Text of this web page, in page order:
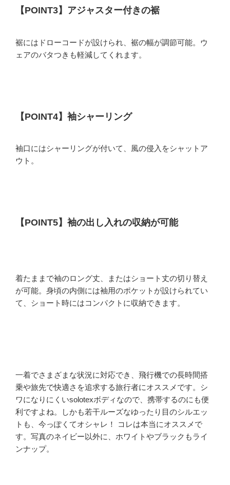
【POINT3】アジャスター付きの裾
裾にはドローコードが設けられ、裾の幅が調節可能。ウ
ェアのバタつきも軽減してくれます。
【POINT4】袖シャーリング
袖口にはシャーリングが付いて、風の侵入をシャットア
ウト。
【POINT5】袖の出し入れの収納が可能
着たままで袖のロング丈、またはショート丈の切り替え
が可能。身頃の内側には袖用のポケットが設けられてい
て、ショート時にはコンパクトに収納できます。
一着でさまざまな状況に対応でき、飛行機での長時間搭
乗や旅先で快適さを追求する旅行者にオススメです。シ
ワになりにくいsolotexボディなので、携帯するのにも便
利ですよね。しかも若干ルーズなゆったり目のシルエッ
トも、今っぽくてオシャレ！ コレは本当にオススメで
す。写真のネイビー以外に、ホワイトやブラックもライ
ンナップ。